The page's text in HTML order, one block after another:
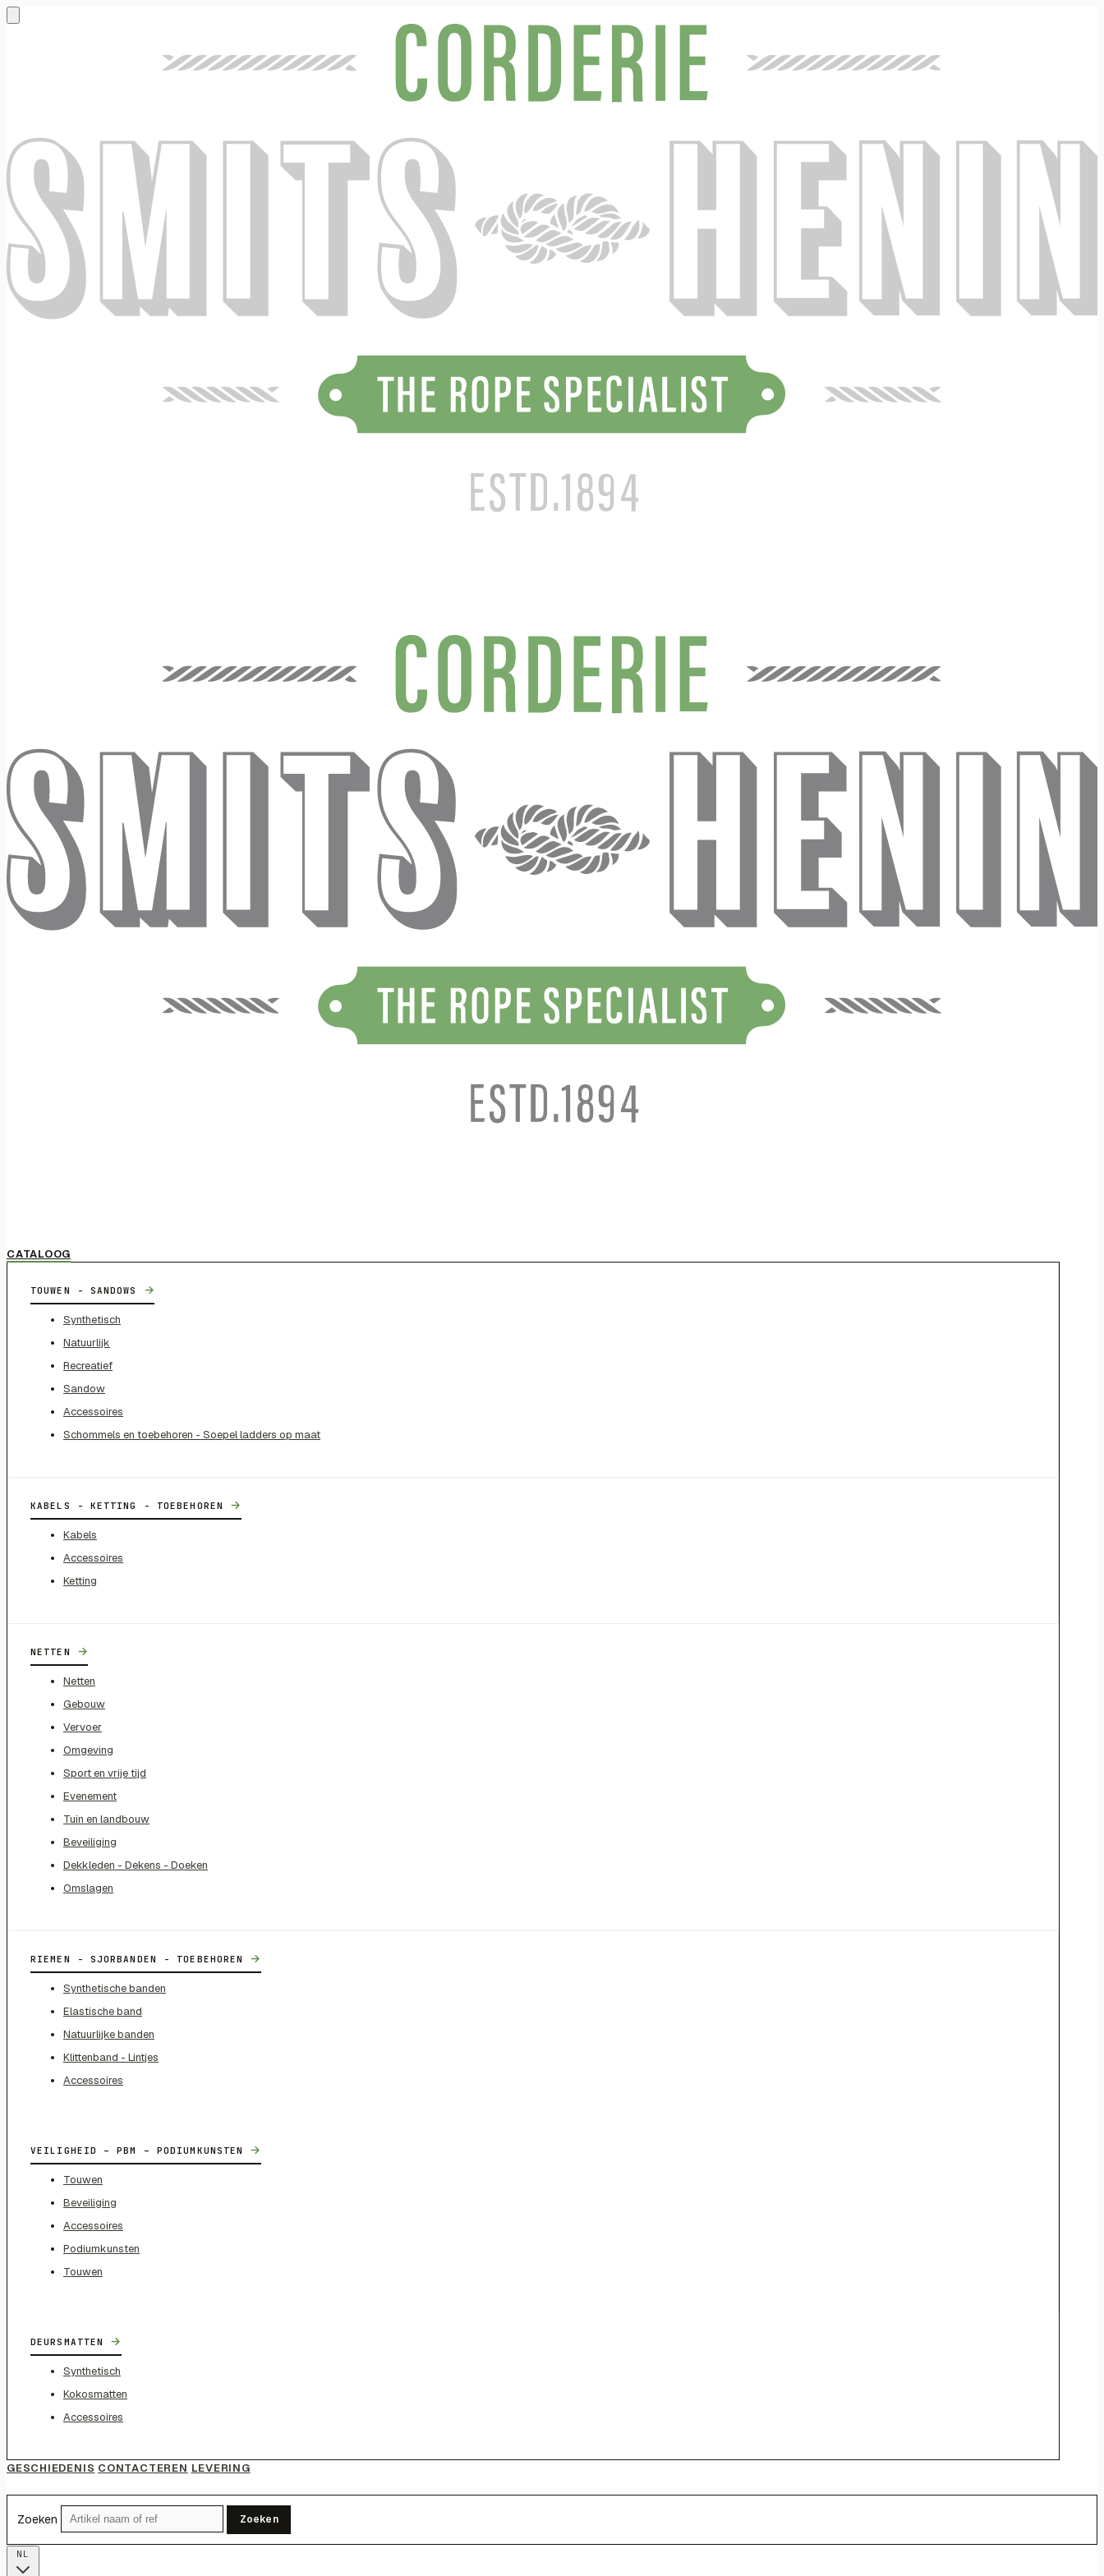
CATALOOG
TOUWEN - SANDOWS →
Synthetisch
Natuurlijk
Recreatief
Sandow
Accessoires
Schommels en toebehoren - Soepel ladders op maat
KABELS - KETTING - TOEBEHOREN →
Kabels
Accessoires
Ketting
NETTEN →
Netten
Gebouw
Vervoer
Omgeving
Sport en vrije tijd
Evenement
Tuin en landbouw
Beveiliging
Dekkleden - Dekens - Doeken
Omslagen
RIEMEN - SJORBANDEN - TOEBEHOREN →
Synthetische banden
Elastische band
Natuurlijke banden
Klittenband - Lintjes
Accessoires
VEILIGHEID – PBM – PODIUMKUNSTEN →
Touwen
Beveiliging
Accessoires
Podiumkunsten
Touwen
DEURSMATTEN →
Synthetisch
Kokosmatten
Accessoires
GESCHIEDENIS CONTACTEREN LEVERING
Zoeken Zoeken